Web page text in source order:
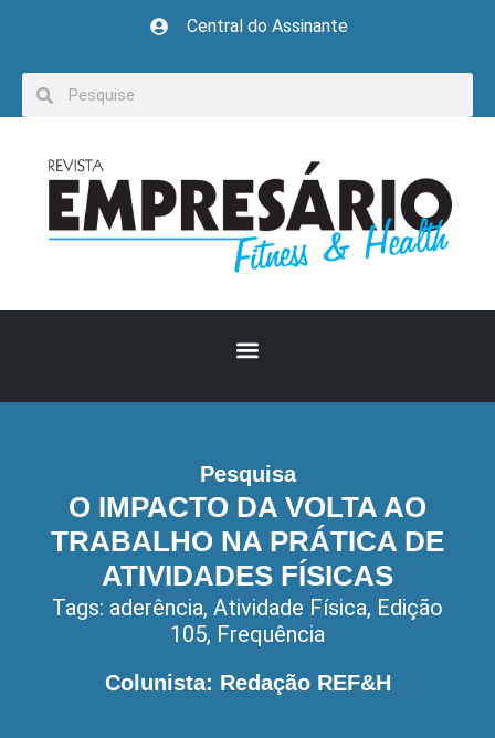
Central do Assinante
Pesquisa
O IMPACTO DA VOLTA AO
TRABALHO NA PRÁTICA DE
ATIVIDADES FÍSICAS
Tags: aderência, Atividade Física, Edição
105, Frequência
Colunista: Redação REF&H